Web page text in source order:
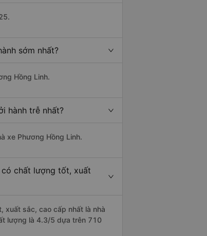
sớm nhất?
Hồng Linh.
hành trễ nhất?
xe Phương Hồng Linh.
có chất lượng tốt, xuất
xuất sắc, cao cấp nhất là nhà
lượng là 4.3/5 dựa trên 710